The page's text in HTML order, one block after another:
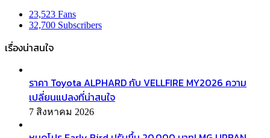
23,523 Fans
32,700 Subscribers
เรื่องน่าสนใจ
ราคา Toyota ALPHARD กับ VELLFIRE MY2026 ความ
เปลี่ยนแปลงที่น่าสนใจ
7 สิงหาคม 2026